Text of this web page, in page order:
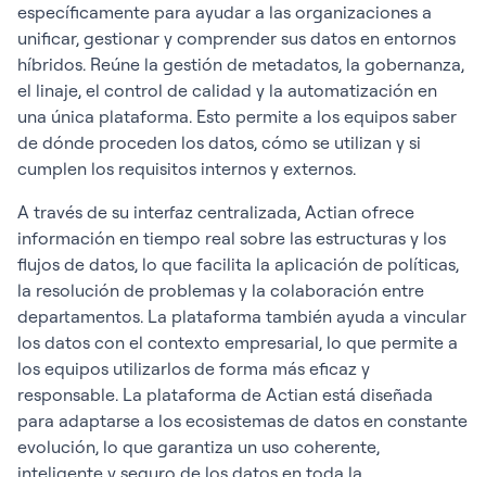
específicamente para ayudar a las organizaciones a
unificar, gestionar y comprender sus datos en entornos
híbridos. Reúne la gestión de metadatos, la gobernanza,
el linaje, el control de calidad y la automatización en
una única plataforma. Esto permite a los equipos saber
de dónde proceden los datos, cómo se utilizan y si
cumplen los requisitos internos y externos.
A través de su interfaz centralizada, Actian ofrece
información en tiempo real sobre las estructuras y los
flujos de datos, lo que facilita la aplicación de políticas,
la resolución de problemas y la colaboración entre
departamentos. La plataforma también ayuda a vincular
los datos con el contexto empresarial, lo que permite a
los equipos utilizarlos de forma más eficaz y
responsable. La plataforma de Actian está diseñada
para adaptarse a los ecosistemas de datos en constante
evolución, lo que garantiza un uso coherente,
inteligente y seguro de los datos en toda la